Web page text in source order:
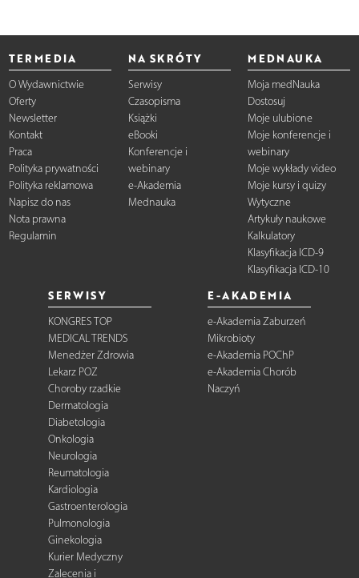
TERMEDIA
O Wydawnictwie
Oferty
Newsletter
Kontakt
Praca
Polityka prywatności
Polityka reklamowa
Napisz do nas
Nota prawna
Regulamin
NA SKRÓTY
Serwisy
Czasopisma
Książki
eBooki
Konferencje i
webinary
e-Akademia
Mednauka
MEDNAUKA
Moja medNauka
Dostosuj
Moje ulubione
Moje konferencje i
webinary
Moje wykłady video
Moje kursy i quizy
Wytyczne
Artykuły naukowe
Kalkulatory
Klasyfikacja ICD-9
Klasyfikacja ICD-10
SERWISY
KONGRES TOP
MEDICAL TRENDS
Menedżer Zdrowia
Lekarz POZ
Choroby rzadkie
Dermatologia
Diabetologia
Onkologia
Neurologia
Reumatologia
Kardiologia
Gastroenterologia
Pulmonologia
Ginekologia
Kurier Medyczny
Zalecenia i
E-AKADEMIA
e-Akademia Zaburzeń
Mikrobioty
e-Akademia POChP
e-Akademia Chorób
Naczyń